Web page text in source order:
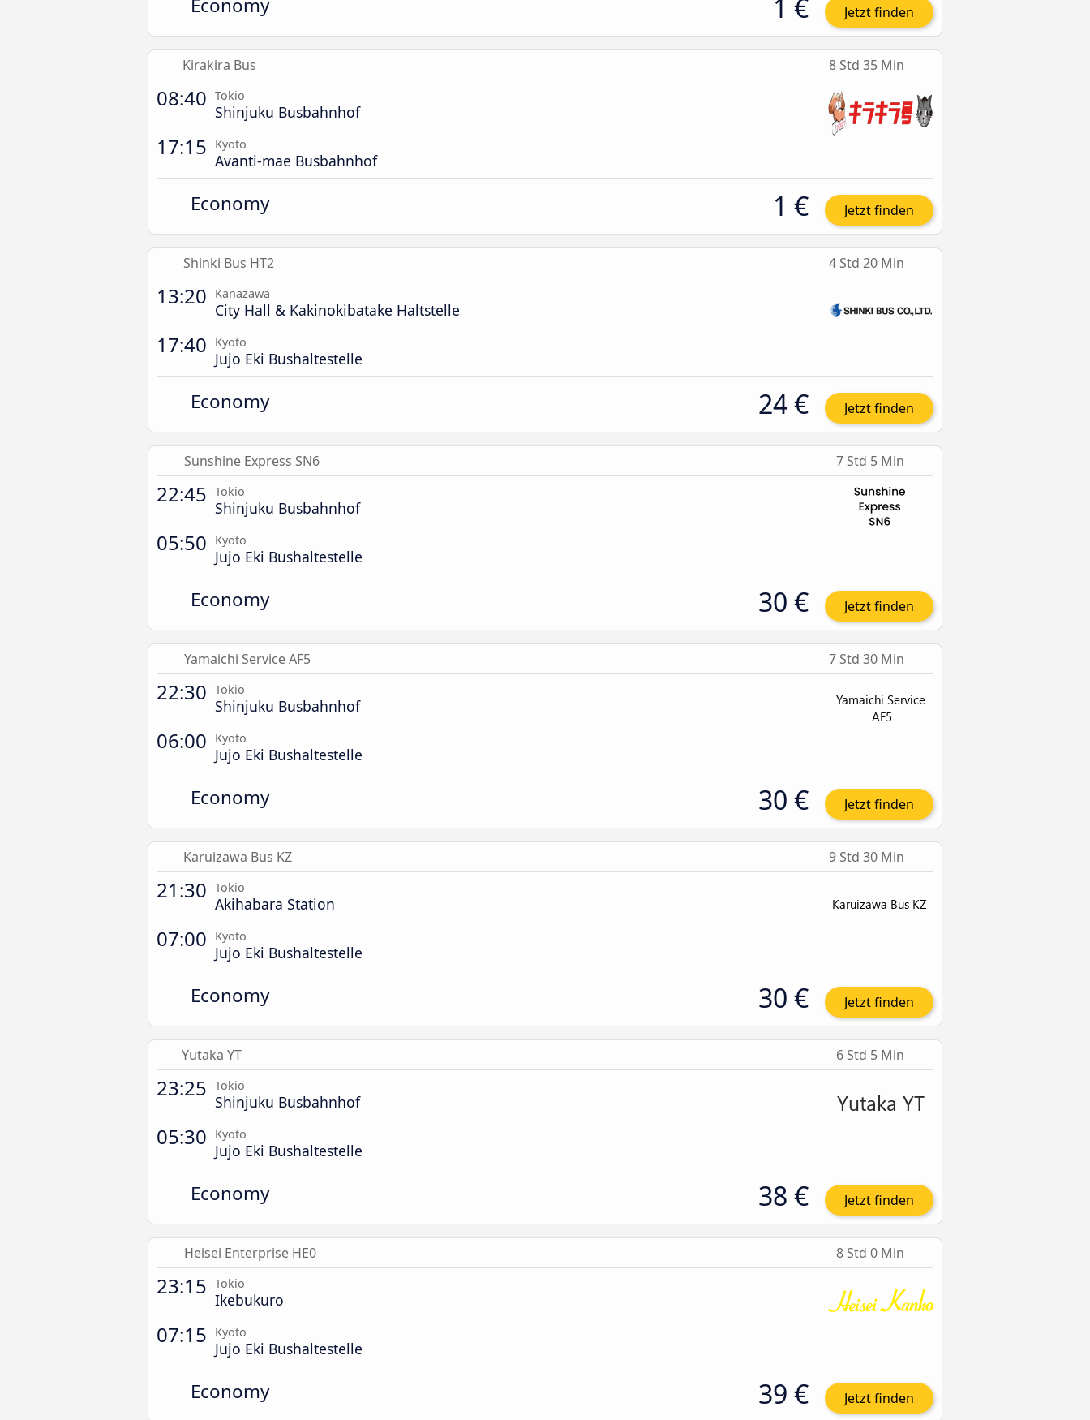
Economy 1 € Jetzt finden
Kirakira Bus 8 Std 35 Min
08:40 Tokio
Shinjuku Busbahnhof
17:15 Kyoto
Avanti-mae Busbahnhof
Economy 1 € Jetzt finden
Shinki Bus HT2 4 Std 20 Min
13:20 Kanazawa
City Hall & Kakinokibatake Haltstelle
17:40 Kyoto
Jujo Eki Bushaltestelle
Economy 24 € Jetzt finden
Sunshine Express SN6 7 Std 5 Min
22:45 Tokio
Shinjuku Busbahnhof
05:50 Kyoto
Jujo Eki Bushaltestelle
Economy 30 € Jetzt finden
Yamaichi Service AF5 7 Std 30 Min
22:30 Tokio
Shinjuku Busbahnhof
06:00 Kyoto
Jujo Eki Bushaltestelle
Economy 30 € Jetzt finden
Karuizawa Bus KZ 9 Std 30 Min
21:30 Tokio
Akihabara Station
07:00 Kyoto
Jujo Eki Bushaltestelle
Economy 30 € Jetzt finden
Yutaka YT 6 Std 5 Min
23:25 Tokio
Shinjuku Busbahnhof
05:30 Kyoto
Jujo Eki Bushaltestelle
Economy 38 € Jetzt finden
Heisei Enterprise HE0 8 Std 0 Min
23:15 Tokio
Ikebukuro
07:15 Kyoto
Jujo Eki Bushaltestelle
Economy 39 € Jetzt finden